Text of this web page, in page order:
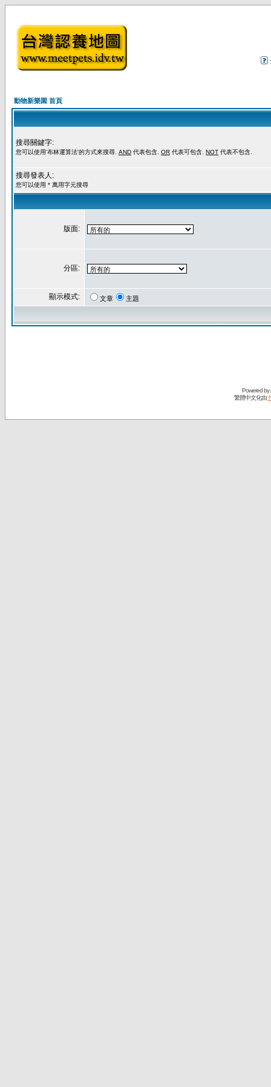
動物新樂園 首頁
搜尋關鍵字:
您可以使用'布林運算法'的方式來搜尋. AND 代表包含. OR 代表可包含. NOT 代表不包含.
搜尋發表人:
您可以使用 * 萬用字元搜尋
版面:
分區:
顯示模式: 文章 主題
Powered by
繁體中文化由